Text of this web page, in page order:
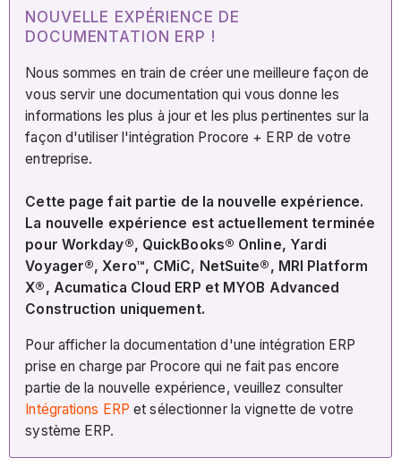
NOUVELLE EXPÉRIENCE DE
DOCUMENTATION ERP !
Nous sommes en train de créer une meilleure façon de
vous servir une documentation qui vous donne les
informations les plus à jour et les plus pertinentes sur la
façon d'utiliser l'intégration Procore + ERP de votre
entreprise.
Cette page fait partie de la nouvelle expérience.
La nouvelle expérience est actuellement terminée
pour Workday®, QuickBooks® Online, Yardi
Voyager®, Xero™, CMiC, NetSuite®, MRI Platform
X®, Acumatica Cloud ERP et MYOB Advanced
Construction uniquement.
Pour afficher la documentation d'une intégration ERP
prise en charge par Procore qui ne fait pas encore
partie de la nouvelle expérience, veuillez consulter
Intégrations ERP et sélectionner la vignette de votre
système ERP.